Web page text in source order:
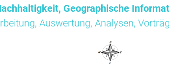
Geographische
Auswertung, Analysen,